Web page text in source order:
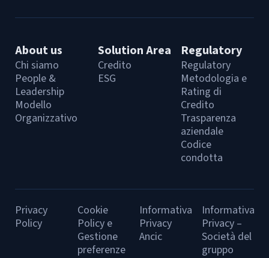
About us
Chi siamo
People &
Leadership
Modello
Organizzativo
Solution Area
Credito
ESG
Regulatory
Regulatory
Metodologia e
Rating di
Credito
Trasparenza
aziendale
Codice
condotta
Privacy
Policy
Cookie
Policy e
Gestione
preferenze
Informativa
Privacy
Ancic
Informativa
Privacy –
Società del
gruppo